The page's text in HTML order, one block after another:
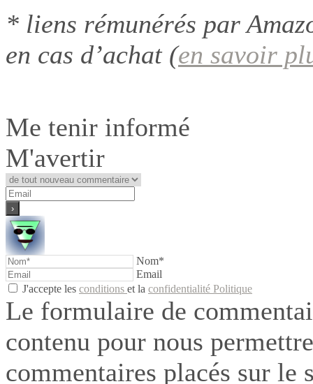
* liens rémunérés par
en cas d’achat (en savoir
Me tenir informé
M'avertir
Nom*
Email
J'accepte les conditions et la confidentialité Politique
Le formulaire de
contenu pour nous
commentaires placés sur